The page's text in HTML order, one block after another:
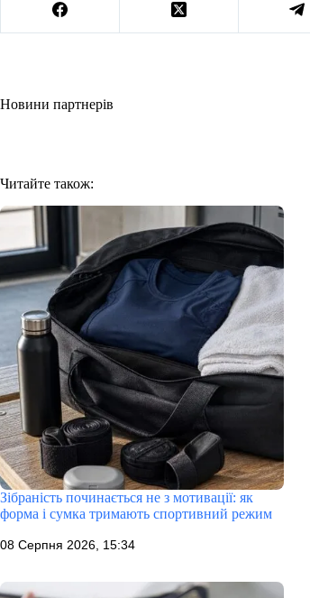
Новини партнерів
Читайте також:
Зібраність починається не з мотивації: як
форма і сумка тримають спортивний режим
08 Серпня 2026, 15:34